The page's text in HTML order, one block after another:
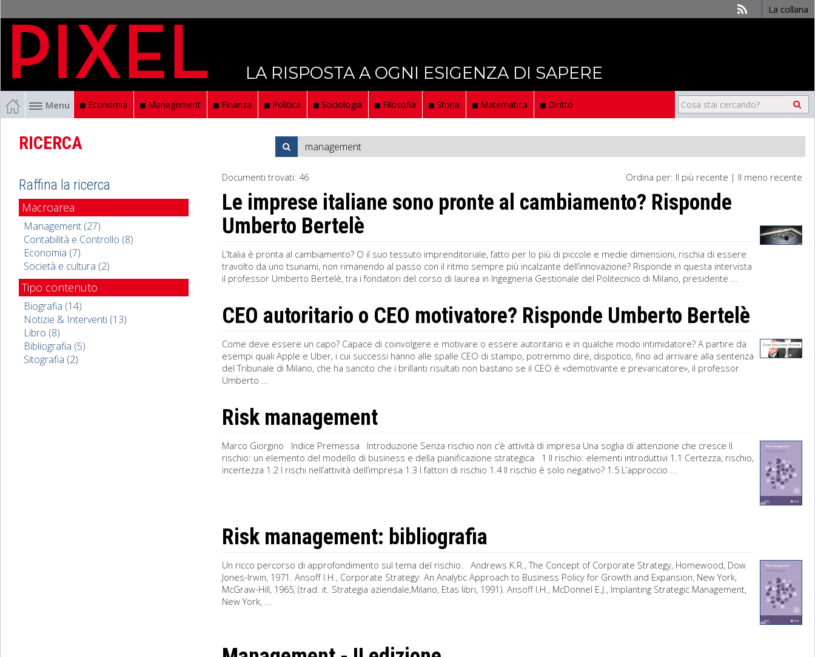
La collana
LA RISPOSTA A OGNI ESIGENZA DI SAPERE
Menu Economia Management Finanza Politica Sociologia Filosofia Storia Matematica Diritto
RICERCA
Ordina per: Il più recente | Il meno recente
Documenti trovati: 46
Le imprese italiane sono pronte al cambiamento? Risponde
Umberto Bertelè
L’Italia è pronta al cambiamento? O il suo tessuto imprenditoriale, fatto per lo più di piccole e medie dimensioni, rischia di essere
travolto da uno tsunami, non rimanendo al passo con il ritmo sempre più incalzante dell’innovazione? Risponde in questa intervista
il professor Umberto Bertelè, tra i fondatori del corso di laurea in Ingegneria Gestionale del Politecnico di Milano, presidente ...
CEO autoritario o CEO motivatore? Risponde Umberto Bertelè
Come deve essere un capo? Capace di coinvolgere e motivare o essere autoritario e in qualche modo intimidatore? A partire da
esempi quali Apple e Uber, i cui successi hanno alle spalle CEO di stampo, potremmo dire, dispotico, fino ad arrivare alla sentenza
del Tribunale di Milano, che ha sancito che i brillanti risultati non bastano se il CEO è «demotivante e prevaricatore», il professor
Umberto ...
Risk management
Marco Giorgino Indice Premessa Introduzione Senza rischio non c’è attività di impresa Una soglia di attenzione che cresce Il
rischio: un elemento del modello di business e della pianificazione strategica 1 Il rischio: elementi introduttivi 1.1 Certezza, rischio,
incertezza 1.2 I rischi nell’attività dell’impresa 1.3 I fattori di rischio 1.4 Il rischio è solo negativo? 1.5 L’approccio ...
Risk management: bibliografia
Un ricco percorso di approfondimento sul tema del rischio. Andrews K.R., The Concept of Corporate Strategy, Homewood, Dow
Jones-Irwin, 1971. Ansoff I.H., Corporate Strategy: An Analytic Approach to Business Policy for Growth and Expansion, New York,
McGraw-Hill, 1965, (trad. it. Strategia aziendale,Milano, Etas libri, 1991). Ansoff I.H., McDonnel E.J., Implanting Strategic Management,
New York, ...
Raffina la ricerca
Macroarea
Management (27)
Contabilità e Controllo (8)
Economia (7)
Società e cultura (2)
Tipo contenuto
Biografia (14)
Notizie & Interventi (13)
Libro (8)
Bibliografia (5)
Sitografia (2)